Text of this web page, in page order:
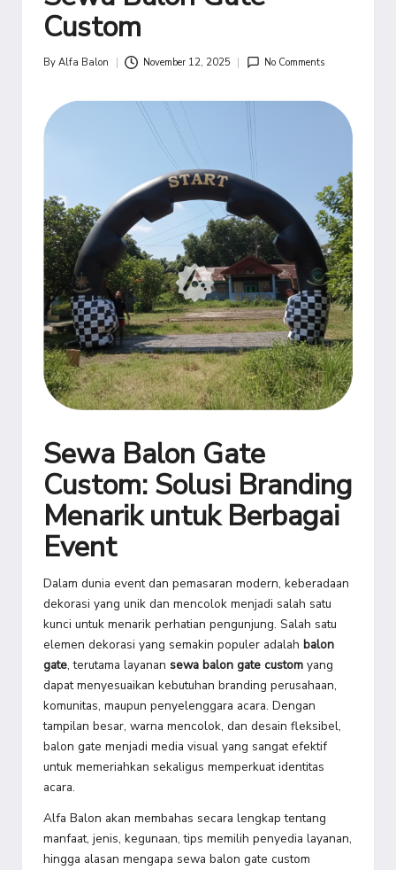
Custom
Posted
By Alfa Balon November 12, 2025 No Comments
Sewa Balon Gate
Custom: Solusi Branding
Menarik untuk Berbagai
Event
Dalam dunia event dan pemasaran modern, keberadaan
dekorasi yang unik dan mencolok menjadi salah satu
kunci untuk menarik perhatian pengunjung. Salah satu
elemen dekorasi yang semakin populer adalah balon
gate, terutama layanan sewa balon gate custom yang
dapat menyesuaikan kebutuhan branding perusahaan,
komunitas, maupun penyelenggara acara. Dengan
tampilan besar, warna mencolok, dan desain fleksibel,
balon gate menjadi media visual yang sangat efektif
untuk memeriahkan sekaligus memperkuat identitas
acara.
Alfa Balon akan membahas secara lengkap tentang
manfaat, jenis, kegunaan, tips memilih penyedia layanan,
hingga alasan mengapa sewa balon gate custom